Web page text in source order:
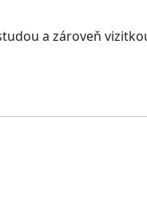
a zároveň